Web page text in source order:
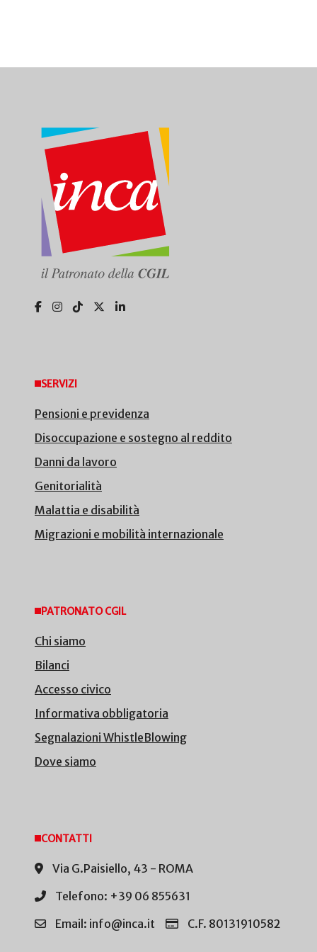
SERVIZI
Pensioni e previdenza
Disoccupazione e sostegno al reddito
Danni da lavoro
Genitorialità
Malattia e disabilità
Migrazioni e mobilità internazionale
PATRONATO CGIL
Chi siamo
Bilanci
Accesso civico
Informativa obbligatoria
Segnalazioni WhistleBlowing
Dove siamo
CONTATTI
Via G.Paisiello, 43 - ROMA
Telefono: +39 06 855631
Email: info@inca.it
C.F. 80131910582